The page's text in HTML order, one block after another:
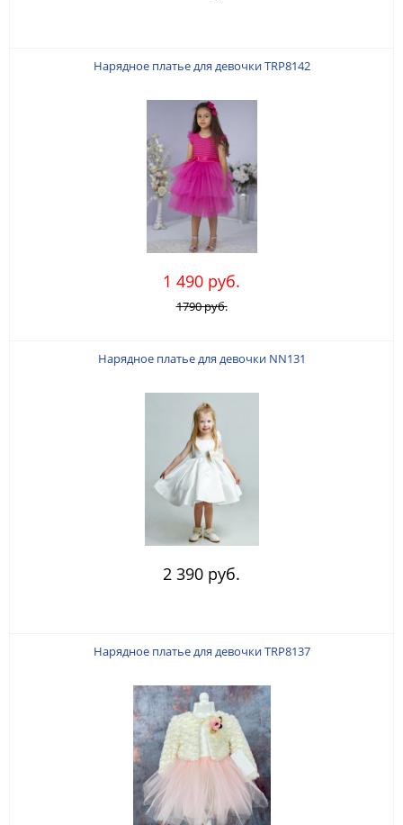
Нарядное платье для девочки TRP8142
1 490 руб.
1790 руб.
Нарядное платье для девочки NN131
2 390 руб.
Нарядное платье для девочки TRP8137